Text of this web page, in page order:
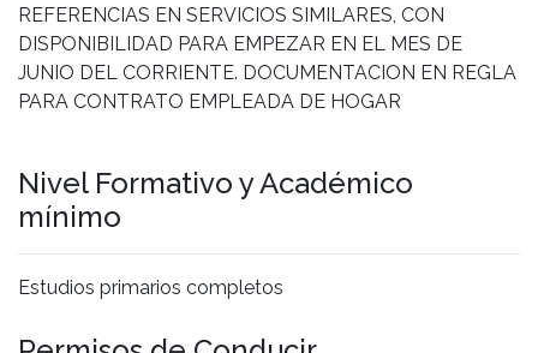
REFERENCIAS EN SERVICIOS SIMILARES, CON
DISPONIBILIDAD PARA EMPEZAR EN EL MES DE
JUNIO DEL CORRIENTE. DOCUMENTACION EN REGLA
PARA CONTRATO EMPLEADA DE HOGAR
Nivel Formativo y Académico
mínimo
Estudios primarios completos